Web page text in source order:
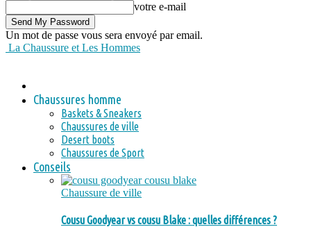
votre e-mail
Un mot de passe vous sera envoyé par email.
La Chaussure et Les Hommes
Chaussures homme
Baskets & Sneakers
Chaussures de ville
Desert boots
Chaussures de Sport
Conseils
Chaussure de ville
Cousu Goodyear vs cousu Blake : quelles différences ?